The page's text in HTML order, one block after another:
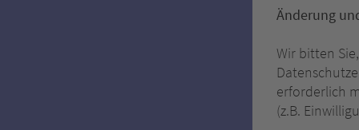
Änderung
Wir bitten
erforderlich
(z.B.